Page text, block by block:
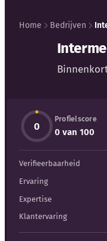
Externe bronnen
Woordenboek
Auteurs
Home Bedrijven
0
Profielscore
0 van 100
Verifieerbaarheid
Ervaring
Expertise
Klantervaring